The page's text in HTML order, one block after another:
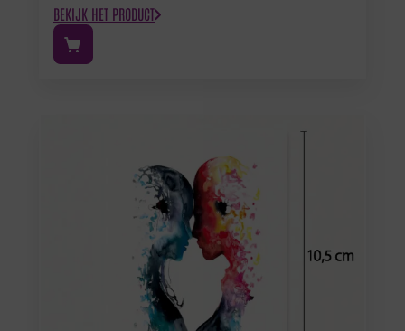
BEKIJK HET PRODUCT